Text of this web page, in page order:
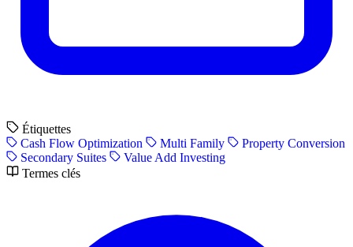
Étiquettes
Cash Flow Optimization
Multi Family
Property Conversion
Secondary Suites
Value Add Investing
Termes clés